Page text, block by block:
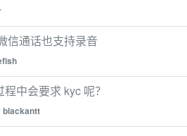
信通话也支持录音
中会要求 kyc 呢？
blackantt